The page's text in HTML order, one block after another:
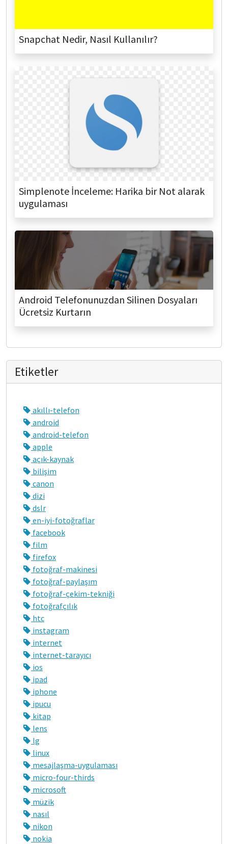
Snapchat Nedir, Nasıl Kullanılır?
Simplenote İnceleme: Harika bir Not alarak
uygulaması
Android Telefonunuzdan Silinen Dosyaları
Ücretsiz Kurtarın
Etiketler
akıllı-telefon
android
android-telefon
apple
açık-kaynak
bilişim
canon
dizi
dslr
en-iyi-fotoğraflar
facebook
film
firefox
fotoğraf-makinesi
fotoğraf-paylaşım
fotoğraf-çekim-tekniği
fotoğrafçılık
htc
instagram
internet
internet-tarayıcı
ios
ipad
iphone
ipucu
kitap
lens
lg
linux
mesajlaşma-uygulaması
micro-four-thirds
microsoft
müzik
nasıl
nikon
nokia